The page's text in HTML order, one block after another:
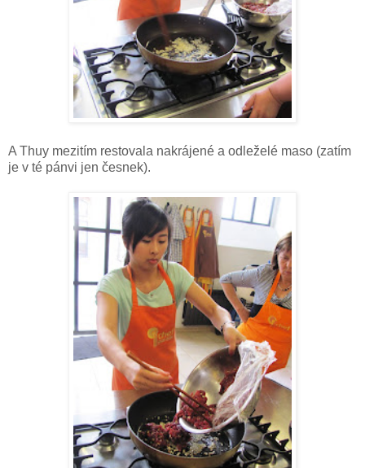
A Thuy mezitím restovala nakrájené a odleželé maso (zatím
je v té pánvi jen česnek).